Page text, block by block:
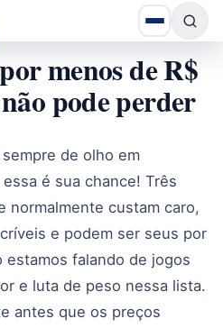
menos de R$
pode perder
de olho em
é sua chance! Três
normalmente custam caro,
e podem ser seus por
estamos falando de jogos
e luta de peso nessa lista.
antes que os preços